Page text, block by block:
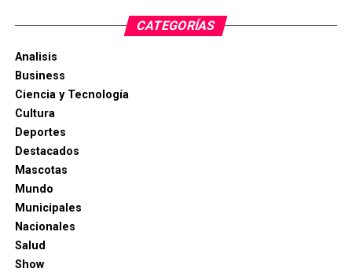
CATEGORÍAS
Analisis
Business
Ciencia y Tecnología
Cultura
Deportes
Destacados
Mascotas
Mundo
Municipales
Nacionales
Salud
Show